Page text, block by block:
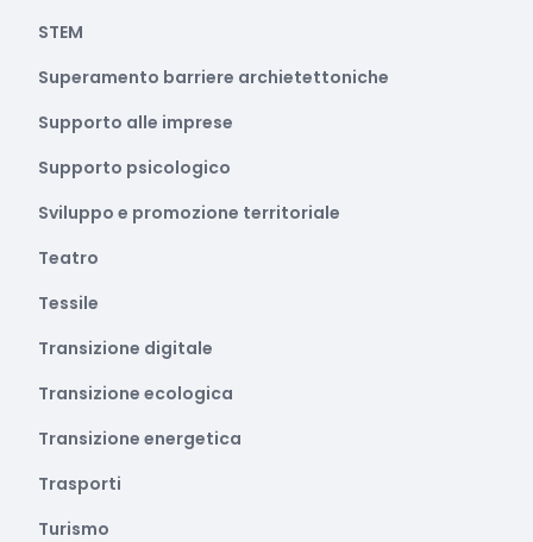
STEM
Superamento barriere archietettoniche
Supporto alle imprese
Supporto psicologico
Sviluppo e promozione territoriale
Teatro
Tessile
Transizione digitale
Transizione ecologica
Transizione energetica
Trasporti
Turismo